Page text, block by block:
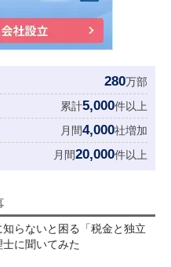
280万部
累計5,000件以上
月間4,000社増加
月間20,000件以上
らないと困る「税金と独立
に聞いてみた